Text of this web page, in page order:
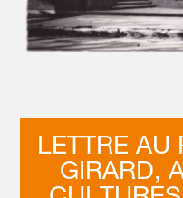
LETTRE AU
GIRARD,